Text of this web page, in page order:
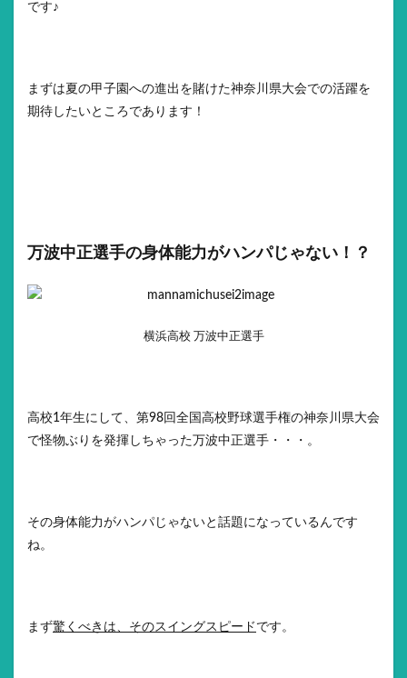
です♪
まずは夏の甲子園への進出を賭けた神奈川県大会での活躍を
期待したいところであります！
万波中正選手の身体能力がハンパじゃない！？
横浜高校 万波中正選手
高校1年生にして、第98回全国高校野球選手権の神奈川県大会
で怪物ぶりを発揮しちゃった万波中正選手・・・。
その身体能力がハンパじゃないと話題になっているんです
ね。
まず驚くべきは、そのスイングスピード です。